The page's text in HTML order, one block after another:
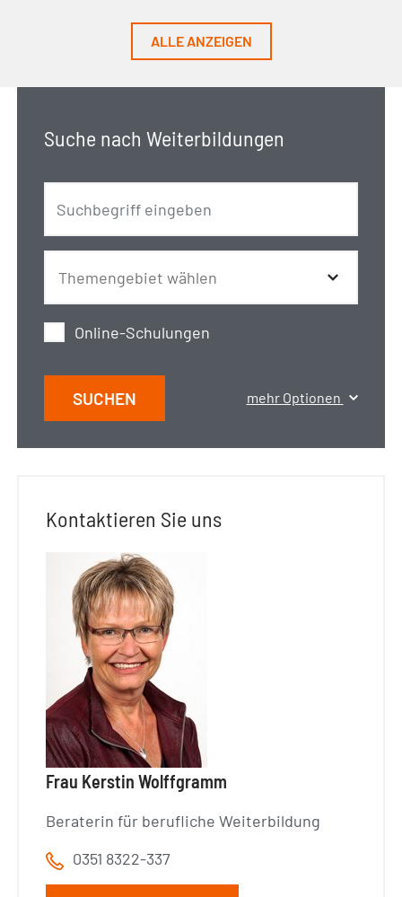
ALLE ANZEIGEN
Suche nach Weiterbildungen
Online-Schulungen
SUCHEN mehr Optionen
Kontaktieren Sie uns
Frau Kerstin Wolffgramm
Beraterin für berufliche Weiterbildung
0351 8322-337